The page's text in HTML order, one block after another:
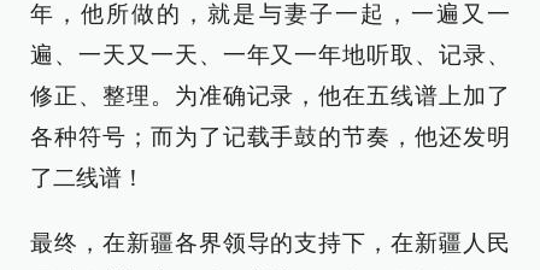
年，他所做的，就是与妻子一起，一遍又一
遍、一天又一天、一年又一年地听取、记录、
修正、整理。为准确记录，他在五线谱上加了
各种符号；而为了记载手鼓的节奏，他还发明
了二线谱！
最终，在新疆各界领导的支持下，在新疆人民